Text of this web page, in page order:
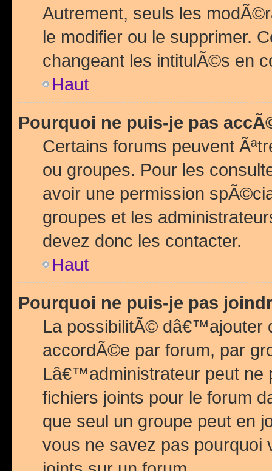
Autrement, seuls les
le modifier ou le supprimer.
changeant les intitulÃ©s en
Haut
Pourquoi ne puis-je pas
Certains forums peuvent
ou groupes. Pour les
avoir une permission
groupes et les
devez donc les contacter.
Haut
Pourquoi ne puis-je pas
La possibilitÃ© dâ€™ajouter
accordÃ©e par forum, par
Lâ€™administrateur peut
fichiers joints pour le forum
que seul un groupe peut en
vous ne savez pas pourquoi